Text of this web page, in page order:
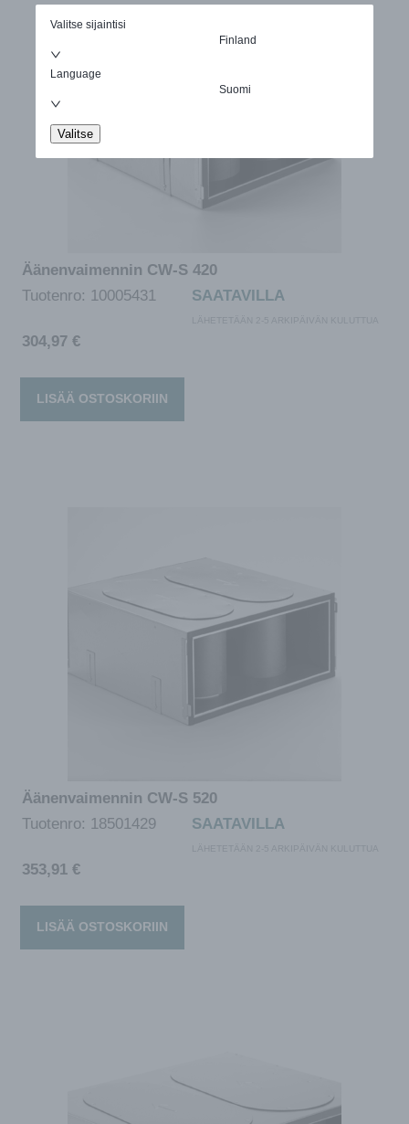
Valitse sijaintisi
Finland
Language
Suomi
Valitse
Äänenvaimennin CW-S 420
Tuotenro: 10005431 SAATAVILLA
LÄHETETÄÄN 2-5 ARKIPÄIVÄN KULUTTUA
304,97 €
LISÄÄ OSTOSKORIIN
Äänenvaimennin CW-S 520
Tuotenro: 18501429 SAATAVILLA
LÄHETETÄÄN 2-5 ARKIPÄIVÄN KULUTTUA
353,91 €
LISÄÄ OSTOSKORIIN